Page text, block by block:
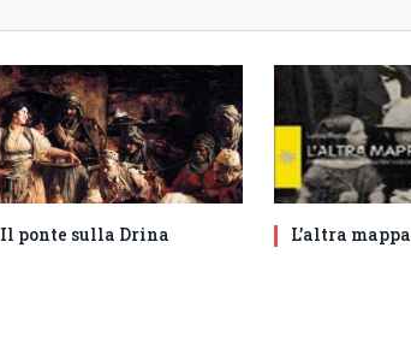
Il ponte sulla Drina L’altra mappa